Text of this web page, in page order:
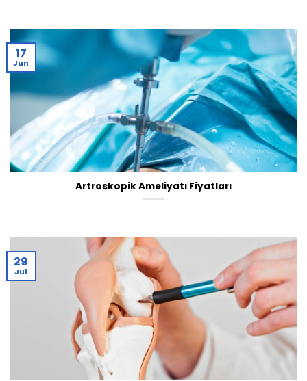
Artroskopik Ameliyatı Fiyatları
17
Jun
29
Jul